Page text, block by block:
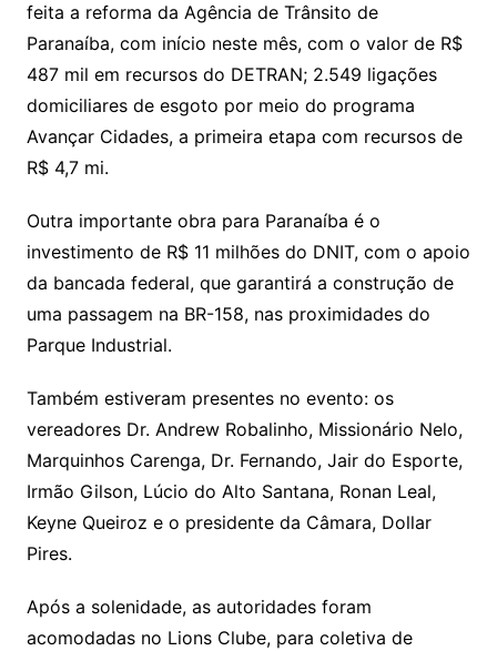
feita a reforma da Agência de Trânsito de
Paranaíba, com início neste mês, com o valor de R$
487 mil em recursos do DETRAN; 2.549 ligações
domiciliares de esgoto por meio do programa
Avançar Cidades, a primeira etapa com recursos de
R$ 4,7 mi.
Outra importante obra para Paranaíba é o
investimento de R$ 11 milhões do DNIT, com o apoio
da bancada federal, que garantirá a construção de
uma passagem na BR-158, nas proximidades do
Parque Industrial.
Também estiveram presentes no evento: os
vereadores Dr. Andrew Robalinho, Missionário Nelo,
Marquinhos Carenga, Dr. Fernando, Jair do Esporte,
Irmão Gilson, Lúcio do Alto Santana, Ronan Leal,
Keyne Queiroz e o presidente da Câmara, Dollar
Pires.
Após a solenidade, as autoridades foram
acomodadas no Lions Clube, para coletiva de